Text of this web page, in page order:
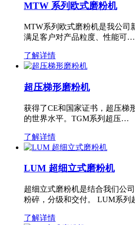
MTW 系列欧式磨粉机
MTW系列欧式磨粉机是我公司
满足客户对产品粒度、性能可…
了解详情
超压梯形磨粉机
获得了CE和国家证书，超压梯
的世界水平。TGM系列超压…
了解详情
LUM 超细立式磨粉机
超细立式磨粉机是结合我们公
粉碎，分级和交付。 LUM系
了解详情